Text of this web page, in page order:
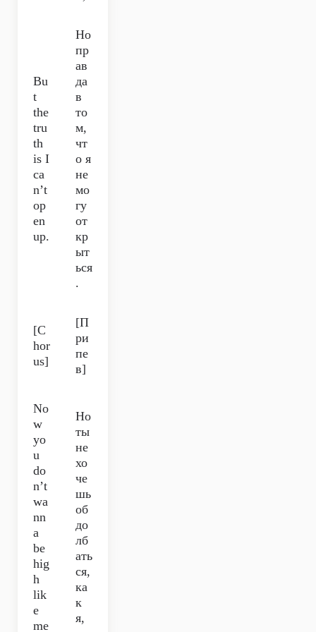
Bu
t
the
tru
th
is I
ca
n’t
op
en
up.
Но
пр
ав
да
в
то
м,
чт
о я
не
мо
гу
от
кр
ыт
ься
.
[C
hor
us]
[П
ри
пе
в]
No
w
yo
u
do
n’t
wa
nn
a
be
hig
h
lik
e
me
Но
ты
не
хо
че
шь
об
до
лб
ать
ся,
ка
к
я,